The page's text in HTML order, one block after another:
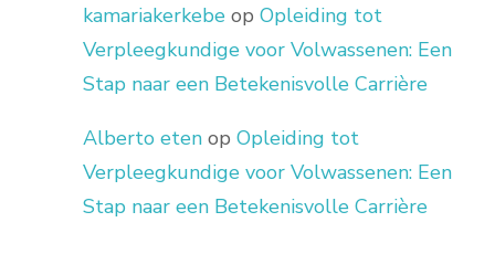
kamariakerkebe op Opleiding tot
Verpleegkundige voor Volwassenen: Een
Stap naar een Betekenisvolle Carrière
Alberto eten op Opleiding tot
Verpleegkundige voor Volwassenen: Een
Stap naar een Betekenisvolle Carrière